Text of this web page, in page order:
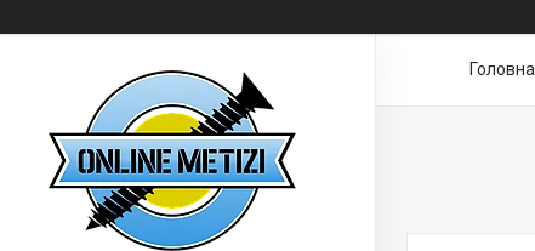
Головна